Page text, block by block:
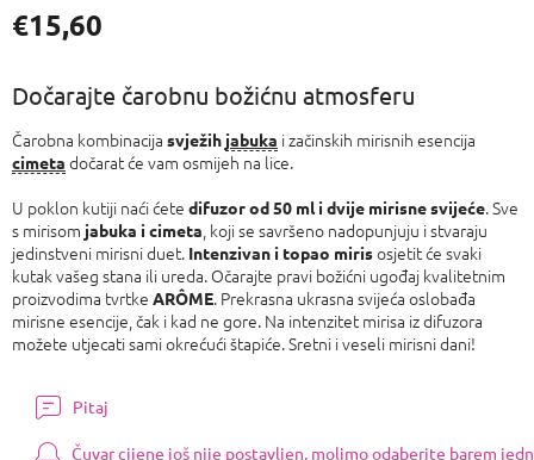
€15,60
Dočarajte čarobnu božićnu atmosferu
Čarobna kombinacija svježih jabuka i začinskih mirisnih esencija
cimeta dočarat će vam osmijeh na lice.
U poklon kutiji naći ćete difuzor od 50 ml i dvije mirisne svijeće. Sve
s mirisom jabuka i cimeta , koji se savršeno nadopunjuju i stvaraju
jedinstveni mirisni duet. Intenzivan i topao mirisosjetit će svaki
kutak vašeg stana ili ureda. Očarajte pravi božićni ugođaj kvalitetnim
proizvodima tvrtke ARÔME. Prekrasna ukrasna svijeća oslobađa
mirisne esencije, čak i kad ne gore. Na intenzitet mirisa iz difuzora
možete utjecati sami okrećući štapiće. Sretni i veseli mirisni dani!
Pitaj
Čuvar cijene još nije postavljen, molimo odaberite barem